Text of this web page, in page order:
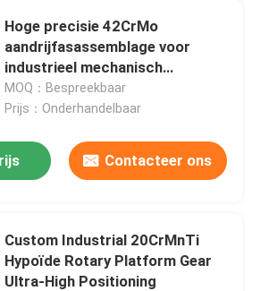
naaimachines
elektrisch gereedschap
Gear
Hoge precisie 42CrMo
aandrijfasassemblage voor
industrieel mechanisch
transmissieonderdeel
MOQ：Bespreekbaar
Prijs：Onderhandelbaar
Contacteer ons
Custom Industrial 20CrMnTi
Hypoïde Rotary Platform Gear
Ultra-High Positioning